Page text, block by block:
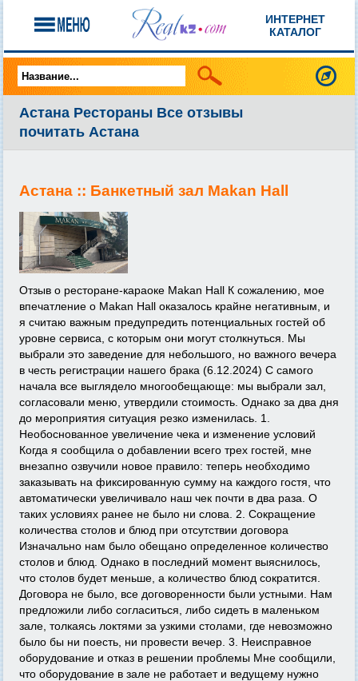
ИНТЕРНЕТ
КАТАЛОГ
Астана Рестораны Все отзывы
почитать Астана
Астана :: Банкетный зал Makan Hall
Отзыв о ресторане-караоке Makan Hall К сожалению, мое
впечатление о Makan Hall оказалось крайне негативным, и
я считаю важным предупредить потенциальных гостей об
уровне сервиса, с которым они могут столкнуться. Мы
выбрали это заведение для небольшого, но важного вечера
в честь регистрации нашего брака (6.12.2024) С самого
начала все выглядело многообещающе: мы выбрали зал,
согласовали меню, утвердили стоимость. Однако за два дня
до мероприятия ситуация резко изменилась. 1.
Необоснованное увеличение чека и изменение условий
Когда я сообщила о добавлении всего трех гостей, мне
внезапно озвучили новое правило: теперь необходимо
заказывать на фиксированную сумму на каждого гостя, что
автоматически увеличивало наш чек почти в два раза. О
таких условиях ранее не было ни слова. 2. Сокращение
количества столов и блюд при отсутствии договора
Изначально нам было обещано определенное количество
столов и блюд. Однако в последний момент выяснилось,
что столов будет меньше, а количество блюд сократится.
Договора не было, все договоренности были устными. Нам
предложили либо согласиться, либо сидеть в маленьком
зале, толкаясь локтями за узкими столами, где невозможно
было бы ни поесть, ни провести вечер. 3. Неисправное
оборудование и отказ в решении проблемы Мне сообщили,
что оборудование в зале не работает и ведущему нужно